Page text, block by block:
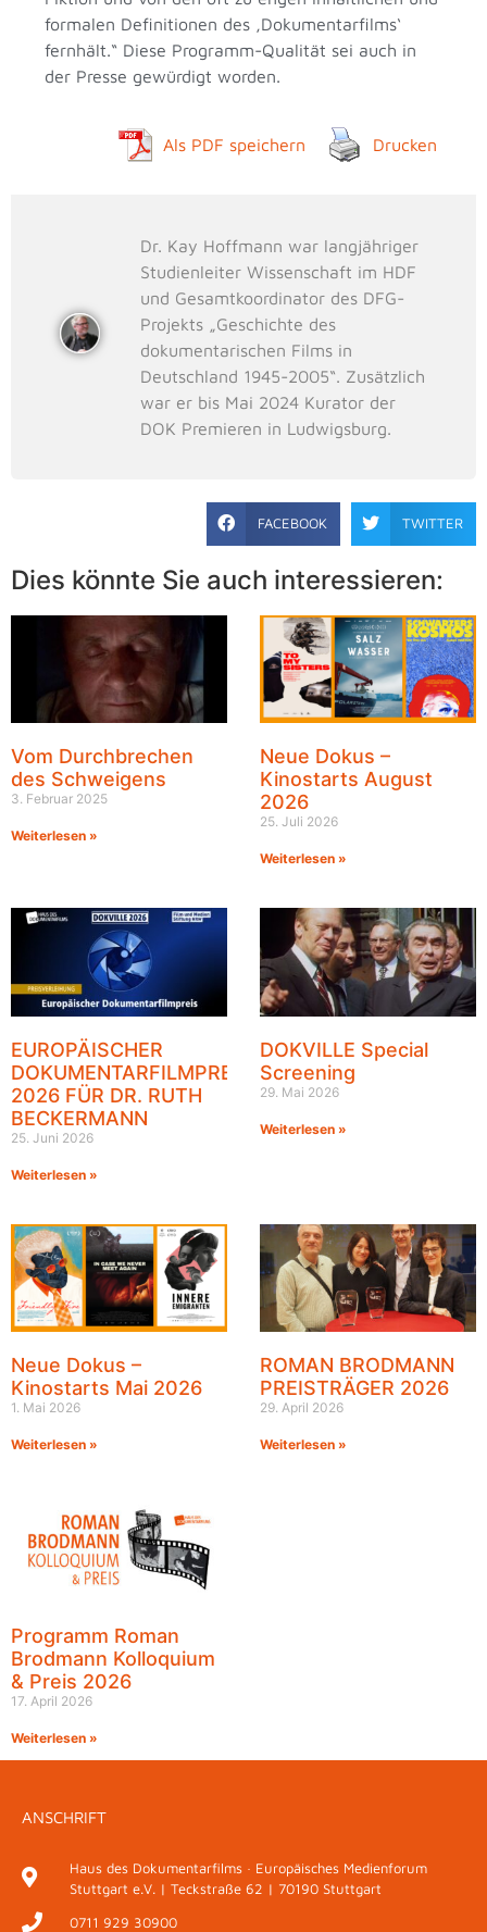
formalen Definitionen des ‚Dokumentarfilms‘
fernhält.“ Diese Programm-Qualität sei auch in
der Presse gewürdigt worden.
Als PDF speichern Drucken
Dr. Kay Hoffmann war langjähriger
Studienleiter Wissenschaft im HDF
und Gesamtkoordinator des DFG-
Projekts „Geschichte des
dokumentarischen Films in
Deutschland 1945-2005“. Zusätzlich
war er bis Mai 2024 Kurator der
DOK Premieren in Ludwigsburg.
FACEBOOK TWITTER
Dies könnte Sie auch interessieren:
Vom Durchbrechen
des Schweigens
3. Februar 2025
Weiterlesen »
Neue Dokus –
Kinostarts August
2026
25. Juli 2026
Weiterlesen »
EUROPÄISCHER
DOKUMENTARFILMPREIS
2026 FÜR DR. RUTH
BECKERMANN
25. Juni 2026
Weiterlesen »
DOKVILLE Special
Screening
29. Mai 2026
Weiterlesen »
Neue Dokus –
Kinostarts Mai 2026
1. Mai 2026
Weiterlesen »
ROMAN BRODMANN
PREISTRÄGER 2026
29. April 2026
Weiterlesen »
Programm Roman
Brodmann Kolloquium
& Preis 2026
17. April 2026
Weiterlesen »
ANSCHRIFT
Haus des Dokumentarfilms · Europäisches Medienforum
Stuttgart e.V. | Teckstraße 62 | 70190 Stuttgart
0711 929 30900